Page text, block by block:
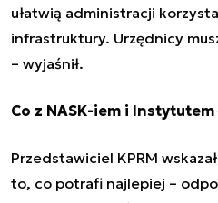
ułatwią administracji
infrastruktury. Urzędnicy
– wyjaśnił.
Co z NASK-iem i Instytutem
Przedstawiciel KPRM
to, co potrafi najlepiej –